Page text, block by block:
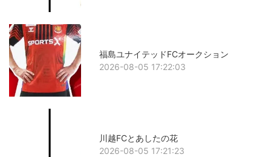
福島ユナイテッドFCオークション
2026-08-05 17:22:03
川越FCとあしたの花
2026-08-05 17:21:23